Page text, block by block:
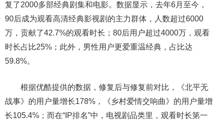
复了2000多部经典剧集和电影。数据显示，去年6月至今，
90后成为观看高清经典影视剧的主力群体，人数超过6000
万，贡献了42.7%的观看时长；80后用户超过4000万，观看
时长占比25%；此外，男性用户更爱重温经典，占比达
59.8%。
根据优酷提供的数据，修复后与修复前对比，《北平无
战事》的用户量增长178%，《乡村爱情交响曲》的用户量增
长105.4%；而在“IP排名”中，电视剧品类里，观看时长第一